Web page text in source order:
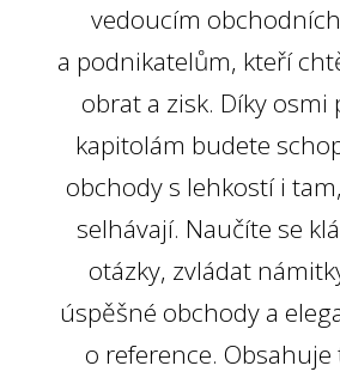
vedoucím
a podnikatelům, kteří
obrat a zisk. Díky osmi
kapitolám budete
obchody s lehkostí i
selhávají. Naučíte se
otázky, zvládat
úspěšné obchody a
o reference. Obsahuje